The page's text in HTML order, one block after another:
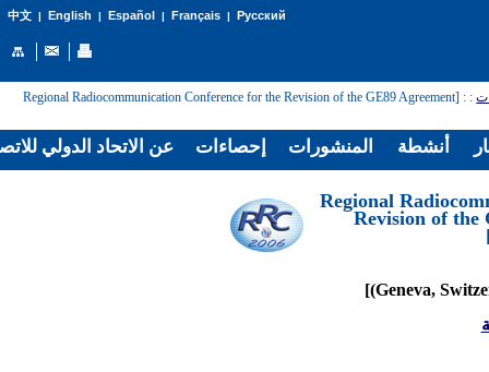
中文| English | Español | Français| Русский
:
: [Regional Radiocommunication Conference for the Revision of the GE89 Agreement
[Regional
Revision of the
عن الاتحاد الدولي إحصاءات المنشورات أنشطة